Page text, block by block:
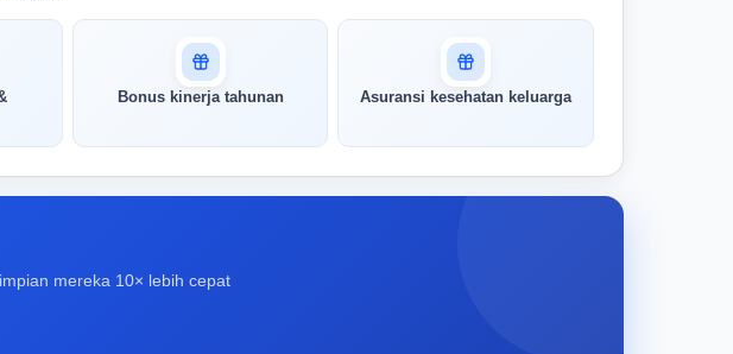
Bonus kinerja tahunan Asuransi kesehatan keluarga
mereka 10× lebih cepat